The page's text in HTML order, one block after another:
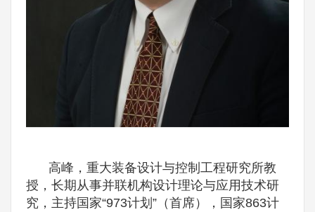
高峰，重大装备设计与控制工程研究所教
授，长期从事并联机构设计理论与应用技术研
究，主持国家“973计划”（首席），国家863计